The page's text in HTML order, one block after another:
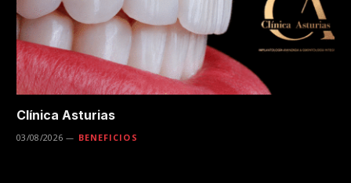
Clínica Asturias
03/08/2026 BENEFICIOS